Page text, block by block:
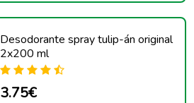
Desodorante spray tulip-án original
2x200 ml
3.75€